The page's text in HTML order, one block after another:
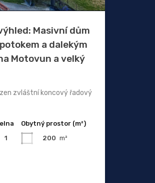
Masivní dům
a dalekým
Motovun a velký
zvláštní koncový řadový
1
Obytný prostor (m²)
200 m²